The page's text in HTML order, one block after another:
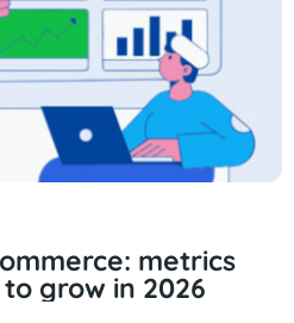
metrics
grow in 2026